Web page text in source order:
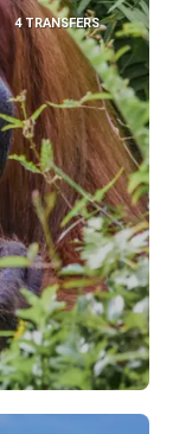
4 TRANSFERS